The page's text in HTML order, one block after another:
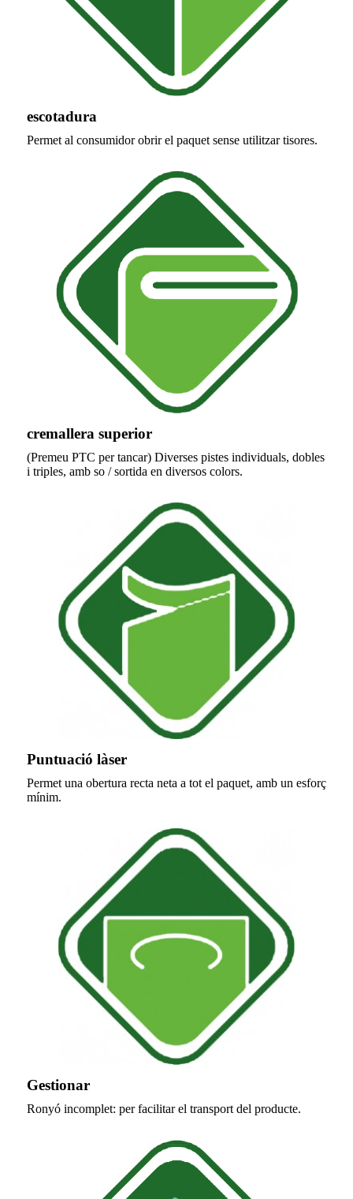
escotadura
Permet al consumidor obrir el paquet sense utilitzar tisores.
cremallera superior
(Premeu PTC per tancar) Diverses pistes individuals, dobles
i triples, amb so / sortida en diversos colors.
Puntuació làser
Permet una obertura recta neta a tot el paquet, amb un esforç
mínim.
Gestionar
Ronyó incomplet: per facilitar el transport del producte.